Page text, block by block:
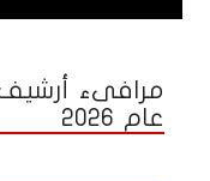
مرافىء أرشيف
عام 2026